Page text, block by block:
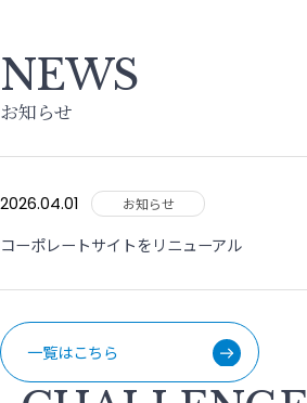
NEWS
お知らせ
一覧はこちら
2026.04.01 お知らせ
コーポレートサイトをリニューアル